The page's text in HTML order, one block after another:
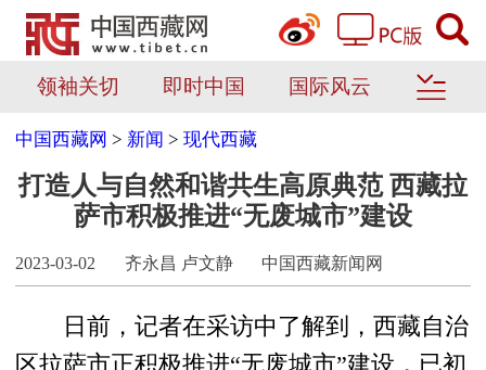
领袖关切 即时中国 国际风云
中国西藏网 > 新闻 >现代西藏
打造人与自然和谐共生高原典范 西藏拉
萨市积极推进“无废城市”建设
2023-03-02 齐永昌 卢文静 中国西藏新闻网
日前，记者在采访中了解到，西藏自治
区拉萨市正积极推进“无废城市”建设，已初